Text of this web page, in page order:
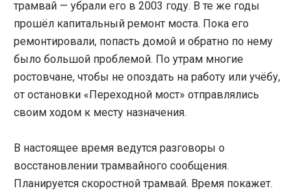
трамвай — убрали его в 2003 году. В те же годы
прошёл капитальный ремонт моста. Пока его
ремонтировали, попасть домой и обратно по нему
было большой проблемой. По утрам многие
ростовчане, чтобы не опоздать на работу или учёбу,
от остановки «Переходной мост» отправлялись
своим ходом к месту назначения.
В настоящее время ведутся разговоры о
восстановлении трамвайного сообщения.
Планируется скоростной трамвай. Время покажет.